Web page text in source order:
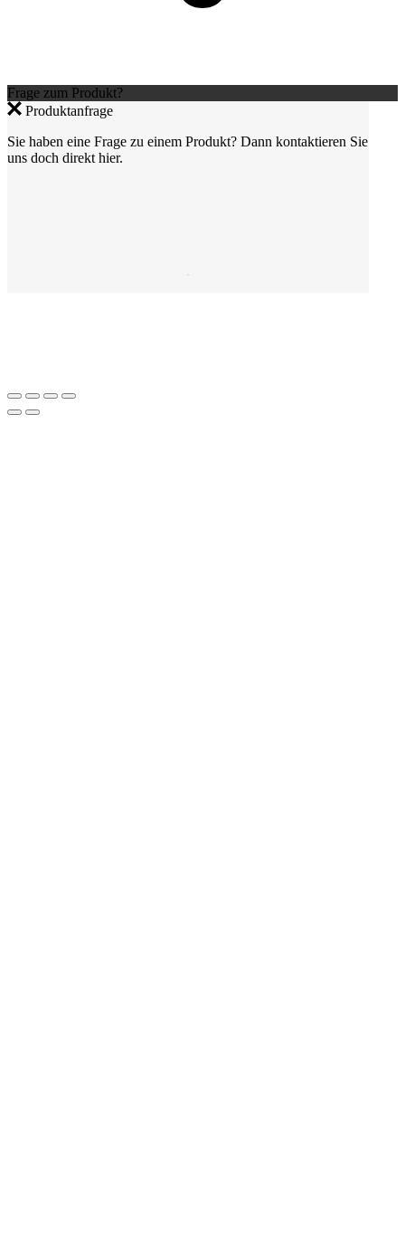
Frage zum Produkt?
Produktanfrage
Sie haben eine Frage zu einem Produkt? Dann kontaktieren Sie
uns doch direkt hier.